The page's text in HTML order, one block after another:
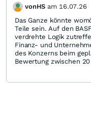
vonHS am 16.07.26
Das Ganze könnte
Teile sein. Auf den
verdrehte Logik
Finanz- und
des Konzerns beim
Bewertung zwischen
konzern-strebt-beim-